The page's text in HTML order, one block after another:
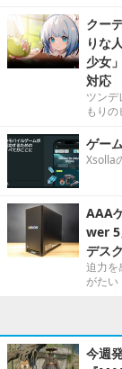
クー
りな
少女
対応
ツンデ
もりの
ゲー
Xsolla
AAA
wer 5
デス
迫力を
がたい
今週